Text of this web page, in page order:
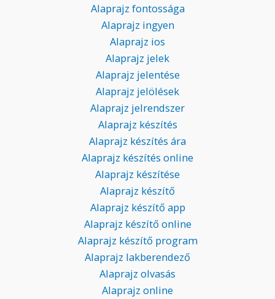
Alaprajz fontossága
Alaprajz ingyen
Alaprajz ios
Alaprajz jelek
Alaprajz jelentése
Alaprajz jelölések
Alaprajz jelrendszer
Alaprajz készítés
Alaprajz készítés ára
Alaprajz készítés online
Alaprajz készítése
Alaprajz készítő
Alaprajz készítő app
Alaprajz készítő online
Alaprajz készítő program
Alaprajz lakberendező
Alaprajz olvasás
Alaprajz online